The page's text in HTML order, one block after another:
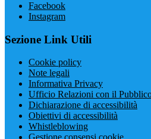
Facebook
Instagram
Sezione Link Utili
Cookie policy
Note legali
Informativa Privacy
Ufficio Relazioni con il
Dichiarazione di accessibilità
Obiettivi di accessibilità
Whistleblowing